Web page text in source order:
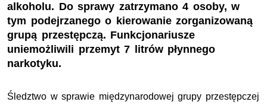
alkoholu. Do sprawy zatrzymano 4 osoby, w
tym podejrzanego o kierowanie zorganizowaną
grupą przestępczą. Funkcjonariusze
uniemożliwili przemyt 7 litrów płynnego
narkotyku.
Śledztwo w sprawie międzynarodowej grupy przestępczej